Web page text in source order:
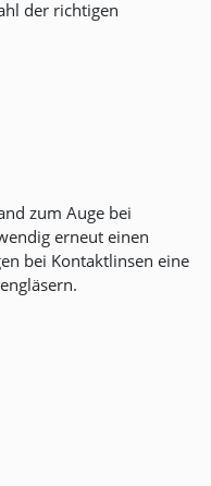
der richtigen
zum Auge bei
erneut einen
bei Kontaktlinsen eine